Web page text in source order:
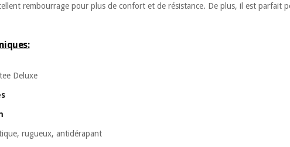
rembourrage pour plus de confort et de résistance. De plus, il est parfait
Deluxe
rugueux, antidérapant